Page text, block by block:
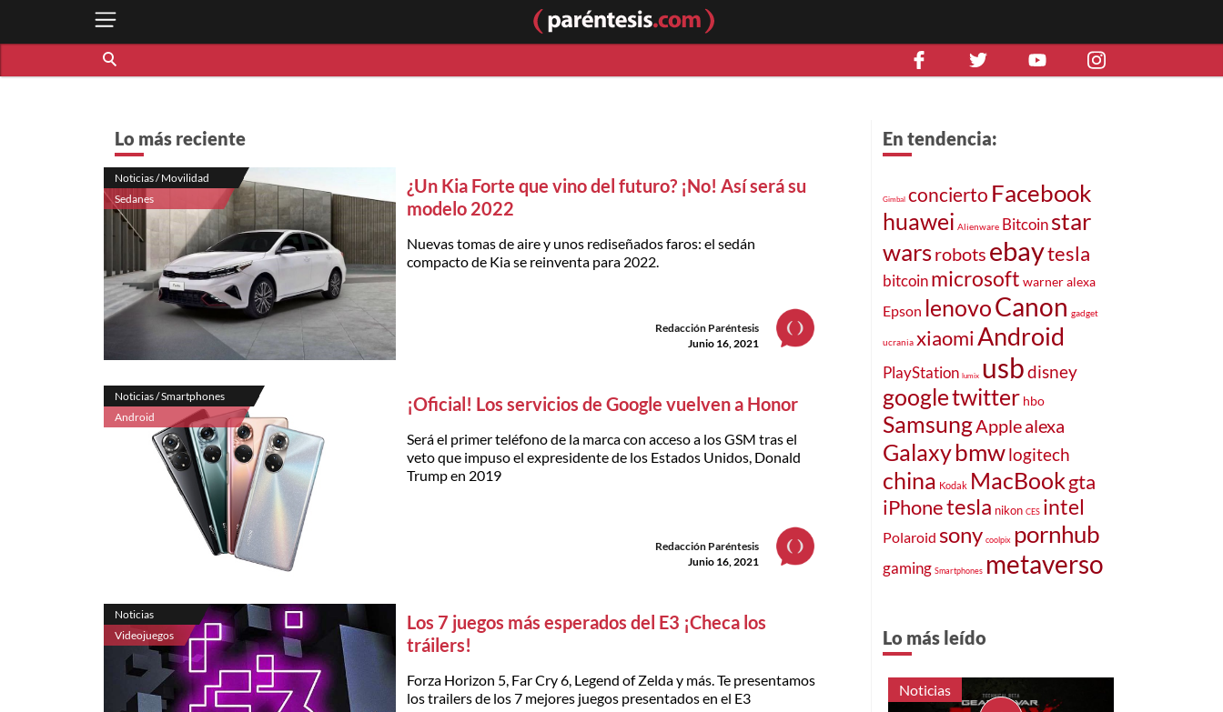
Lo más reciente
Noticias / Movilidad
Sedanes
¿Un Kia Forte que vino del futuro? ¡No! Así será su
modelo 2022
Nuevas tomas de aire y unos rediseñados faros: el sedán
compacto de Kia se reinventa para 2022.
Redacción Paréntesis
Junio 16, 2021
Noticias / Smartphones
Android
¡Oficial! Los servicios de Google vuelven a Honor
Será el primer teléfono de la marca con acceso a los GSM tras el
veto que impuso el expresidente de los Estados Unidos, Donald
Trump en 2019
Redacción Paréntesis
Junio 16, 2021
Noticias
Videojuegos
Los 7 juegos más esperados del E3 ¡Checa los
tráilers!
Forza Horizon 5, Far Cry 6, Legend of Zelda y más. Te presentamos
los trailers de los 7 mejores juegos presentados en el E3
En tendencia:
Gimbal concierto Facebook
huawei Alienware Bitcoinstar
warsrobots ebaytesla
bitcoinmicrosoft warneralexa
Epson lenovoCanon gadget
ucrania xiaomiAndroid
PlayStation lumix usbdisney
googletwitter hbo
SamsungApplealexa
Galaxybmwlogitech
china Kodak MacBookgta
iPhonetesla nikon CES intel
Polaroid sony coolpix pornhub
gaming Smartphones metaverso
Lo más leído
Noticias